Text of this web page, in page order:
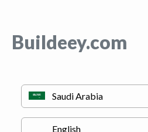
Buildeey.com